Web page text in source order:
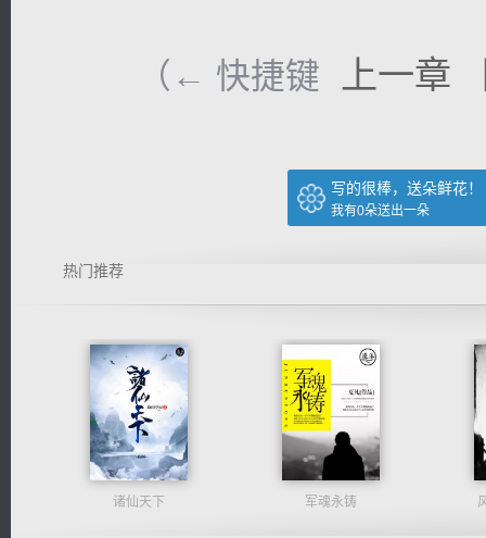
（← 快捷键 上一章
写的很棒，送朵鲜花！
我有0朵送出一朵
热门推荐
诸仙天下 军魂永铸